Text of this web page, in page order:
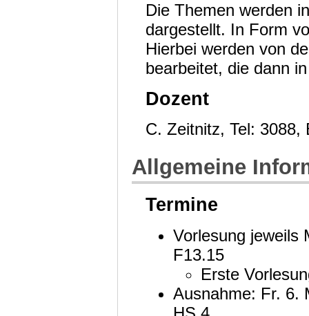
Die Themen werden
dargestellt. In Form
Hierbei werden von
bearbeitet, die dann
Dozent
C. Zeitnitz, Tel:
Allgemeine
Termine
Vorlesung jeweils
F13.15
Erste
Ausnahme: Fr. 6.